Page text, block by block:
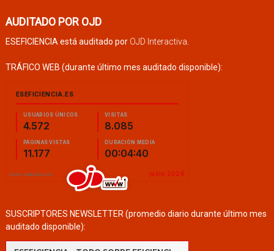
AUDITADO POR OJD
ESEFICIENCIA está auditado por OJD Interactiva
TRÁFICO WEB (durante último mes auditado disponible):
SUSCRIPTORES NEWSLETTER (promedio diario durante último mes
auditado disponible):